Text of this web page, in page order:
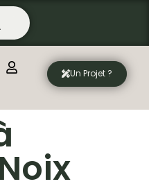
Un Projet ?